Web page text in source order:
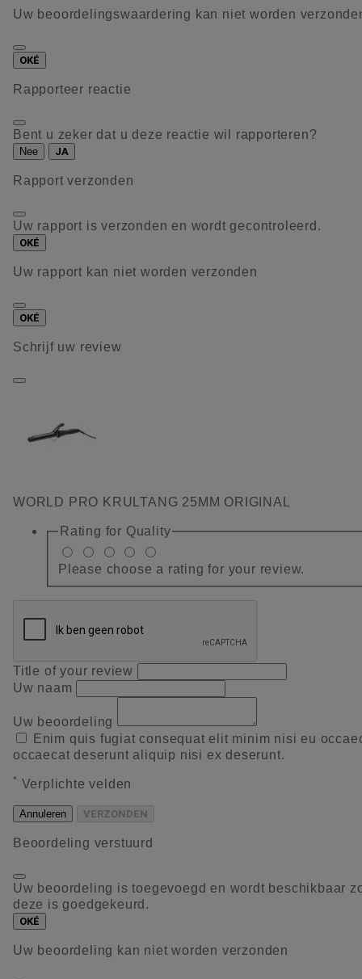
Uw beoordelingswaardering kan niet worden
OKÉ
Rapporteer reactie
Bent u zeker dat u deze reactie wil rapporteren?
Nee JA
Rapport verzonden
Uw rapport is verzonden en wordt gecontroleerd.
OKÉ
Uw rapport kan niet worden verzonden
OKÉ
Schrijf uw review
WORLD PRO KRULTANG 25MM ORIGINAL
Rating for Quality
Please choose a rating for your review.
Title of your review
Uw naam
Uw beoordeling
Enim quis fugiat consequat elit minim nisi eu
occaecat deserunt aliquip nisi ex deserunt.
* Verplichte velden
Annuleren VERZONDEN
Beoordeling verstuurd
Uw beoordeling is toegevoegd en wordt beschikbaar
deze is goedgekeurd.
OKÉ
Uw beoordeling kan niet worden verzonden